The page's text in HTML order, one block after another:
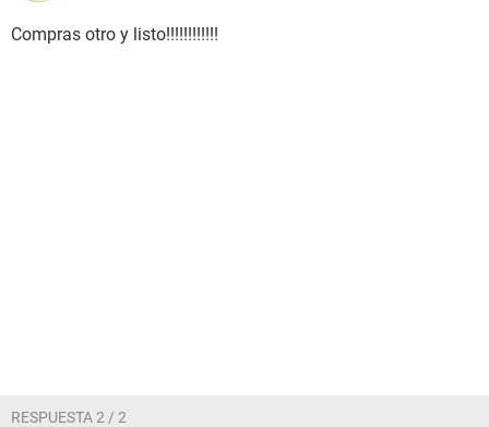
Compras otro y listo!!!!!!!!!!!!
RESPUESTA 2 / 2